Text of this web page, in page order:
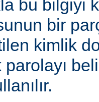
bu bilgiyi
bir
kimlik